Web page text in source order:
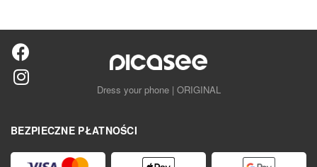
Dress your phone | ORIGINAL
BEZPIECZNE PŁATNOŚCI